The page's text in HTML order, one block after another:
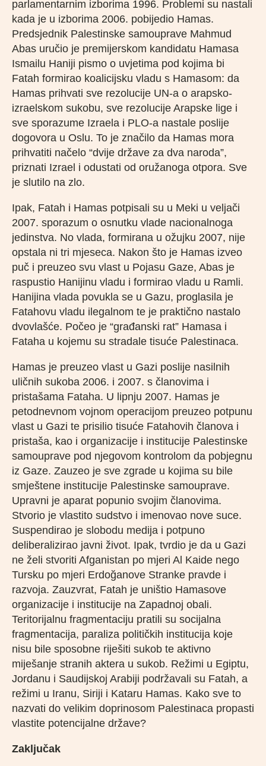
parlamentarnim izborima 1996. Problemi su nastali
kada je u izborima 2006. pobijedio Hamas.
Predsjednik Palestinske samouprave Mahmud
Abas uručio je premijerskom kandidatu Hamasa
Ismailu Haniji pismo o uvjetima pod kojima bi
Fatah formirao koalicijsku vladu s Hamasom: da
Hamas prihvati sve rezolucije UN-a o arapsko-
izraelskom sukobu, sve rezolucije Arapske lige i
sve sporazume Izraela i PLO-a nastale poslije
dogovora u Oslu. To je značilo da Hamas mora
prihvatiti načelo “dvije države za dva naroda”,
priznati Izrael i odustati od oružanoga otpora. Sve
je slutilo na zlo.
Ipak, Fatah i Hamas potpisali su u Meki u veljači
2007. sporazum o osnutku vlade nacionalnoga
jedinstva. No vlada, formirana u ožujku 2007, nije
opstala ni tri mjeseca. Nakon što je Hamas izveo
puč i preuzeo svu vlast u Pojasu Gaze, Abas je
raspustio Hanijinu vladu i formirao vladu u Ramli.
Hanijina vlada povukla se u Gazu, proglasila je
Fatahovu vladu ilegalnom te je praktično nastalo
dvovlašće. Počeo je “građanski rat” Hamasa i
Fataha u kojemu su stradale tisuće Palestinaca.
Hamas je preuzeo vlast u Gazi poslije nasilnih
uličnih sukoba 2006. i 2007. s članovima i
pristašama Fataha. U lipnju 2007. Hamas je
petodnevnom vojnom operacijom preuzeo potpunu
vlast u Gazi te prisilio tisuće Fatahovih članova i
pristaša, kao i organizacije i institucije Palestinske
samouprave pod njegovom kontrolom da pobjegnu
iz Gaze. Zauzeo je sve zgrade u kojima su bile
smještene institucije Palestinske samouprave.
Upravni je aparat popunio svojim članovima.
Stvorio je vlastito sudstvo i imenovao nove suce.
Suspendirao je slobodu medija i potpuno
deliberalizirao javni život. Ipak, tvrdio je da u Gazi
ne želi stvoriti Afganistan po mjeri Al Kaide nego
Tursku po mjeri Erdoğanove Stranke pravde i
razvoja. Zauzvrat, Fatah je uništio Hamasove
organizacije i institucije na Zapadnoj obali.
Teritorijalnu fragmentaciju pratili su socijalna
fragmentacija, paraliza političkih institucija koje
nisu bile sposobne riješiti sukob te aktivno
miješanje stranih aktera u sukob. Režimi u Egiptu,
Jordanu i Saudijskoj Arabiji podržavali su Fatah, a
režimi u Iranu, Siriji i Kataru Hamas. Kako sve to
nazvati do velikim doprinosom Palestinaca propasti
vlastite potencijalne države?
Zaključak